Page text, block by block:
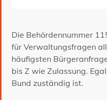
Die Behördennummer
für Verwaltungsfragen
häufigsten
bis Z wie Zulassung.
Bund zuständig ist.